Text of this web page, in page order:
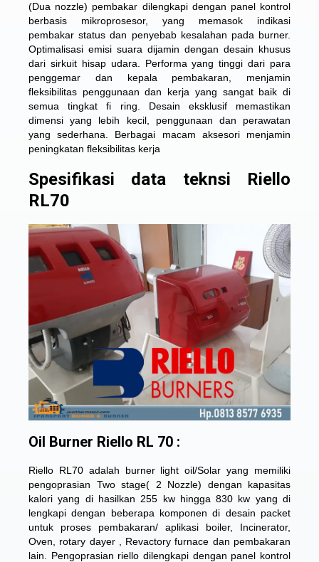
(Dua nozzle) pembakar dilengkapi dengan panel kontrol
berbasis mikroprosesor, yang memasok indikasi
pembakar status dan penyebab kesalahan pada burner.
Optimalisasi emisi suara dijamin dengan desain khusus
dari sirkuit hisap udara. Performa yang tinggi dari para
penggemar dan kepala pembakaran, menjamin
fleksibilitas penggunaan dan kerja yang sangat baik di
semua tingkat fi ring. Desain eksklusif memastikan
dimensi yang lebih kecil, penggunaan dan perawatan
yang sederhana. Berbagai macam aksesori menjamin
peningkatan fleksibilitas kerja
Spesifikasi data teknsi Riello
RL70
Oil Burner Riello RL 70 :
Riello RL70 adalah burner light oil/Solar yang memiliki
pengoprasian Two stage( 2 Nozzle) dengan kapasitas
kalori yang di hasilkan 255 kw hingga 830 kw yang di
lengkapi dengan beberapa komponen di desain packet
untuk proses pembakaran/ aplikasi boiler, Incinerator,
Oven, rotary dayer , Revactory furnace dan pembakaran
lain. Pengoprasian riello dilengkapi dengan panel kontrol